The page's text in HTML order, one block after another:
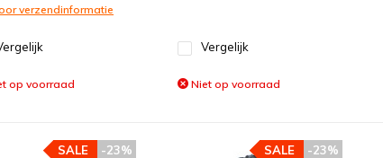
verzendinformatie
op voorraad
Vergelijk
Niet op voorraad
-23%
SALE -23%
SALE